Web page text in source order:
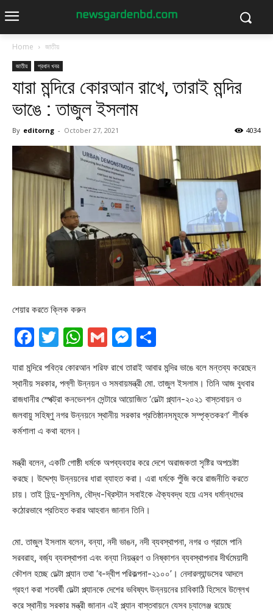
Home জাতীয়
জাতীয় প্রধান খবর
যারা মন্দিরে কোরআন রাখে, তারাই মন্দির
ভাঙে : তাজুল ইসলাম
By editorng - October 27, 2021 4034
শেয়ার করতে ক্লিক করুন
Facebook
Twitter
WhatsApp
GmailMessenger
যারা মন্দিরে পবিত্র কোরআন শরিফ রাখে তারাই আবার মন্দির ভাঙে বলে মন্তব্য করেছেন
স্থানীয় সরকার, পল্লী উন্নয়ন ও সমবায়মন্ত্রী মো. তাজুল ইসলাম। তিনি আজ বুধবার
রাজধানীর স্পেক্ট্রা কনভেনশন সেন্টারে আয়োজিত ‘ডেল্টা প্ল্যান-২০২১ বাস্তবায়ন ও
জলবায়ু সহিষ্ণু নগর উন্নয়নে স্থানীয় সরকার প্রতিষ্ঠানসমূহকে সম্পৃক্তকরণ’ শীর্ষক
কর্মশালা এ কথা বলেন।
মন্ত্রী বলেন, একটি গোষ্ঠী ধর্মকে অপব্যবহার করে দেশে অরাজকতা সৃষ্টির অপচেষ্টা
করছে। উদ্দেশ্য উন্নয়নের ধারা ব্যাহত করা। এরা ধর্মকে পুঁজি করে রাজনীতি করতে
চায়। তাই হিন্দু-মুসলিম, বৌদ্ধ-খ্রিস্টান সবাইকে ঐক্যবদ্ধ হয়ে এসব ধর্মান্ধদের
কঠোরভাবে প্রতিহত করার আহবান জানান তিনি।
মো. তাজুল ইসলাম বলেন, বন্যা, নদী ভাঙন, নদী ব্যবস্থাপনা, নগর ও গ্রামে পানি
সরবরাহ, বর্জ্য ব্যবস্থাপনা এবং বন্যা নিয়ন্ত্রণ ও নিষ্কাশন ব্যবস্থাপনার দীর্ঘমেয়াদী
কৌশল হচ্ছে ডেল্টা প্ল্যান তথা ‘ব-দ্বীপ পরিকল্পনা-২১০০’। নেদারল্যান্ডসের আদলে
গ্রহণ করা শতবর্ষী ডেল্টা প্ল্যানকে দেশের ভবিষ্যৎ উন্নয়নের চাবিকাঠি হিসেবে উল্লেখ
করে স্থানীয় সরকার মন্ত্রী জানান এই প্ল্যান বাস্তবায়নে যেসব চ্যালেঞ্জ রয়েছে